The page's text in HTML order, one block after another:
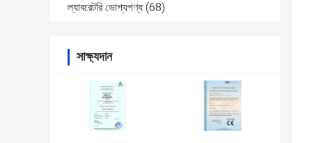
ল্যাবরেটরি ভোগ্যপণ্য (68)
সাক্ষ্যদান